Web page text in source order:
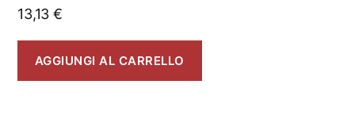
13,13 €
AGGIUNGI AL CARRELLO